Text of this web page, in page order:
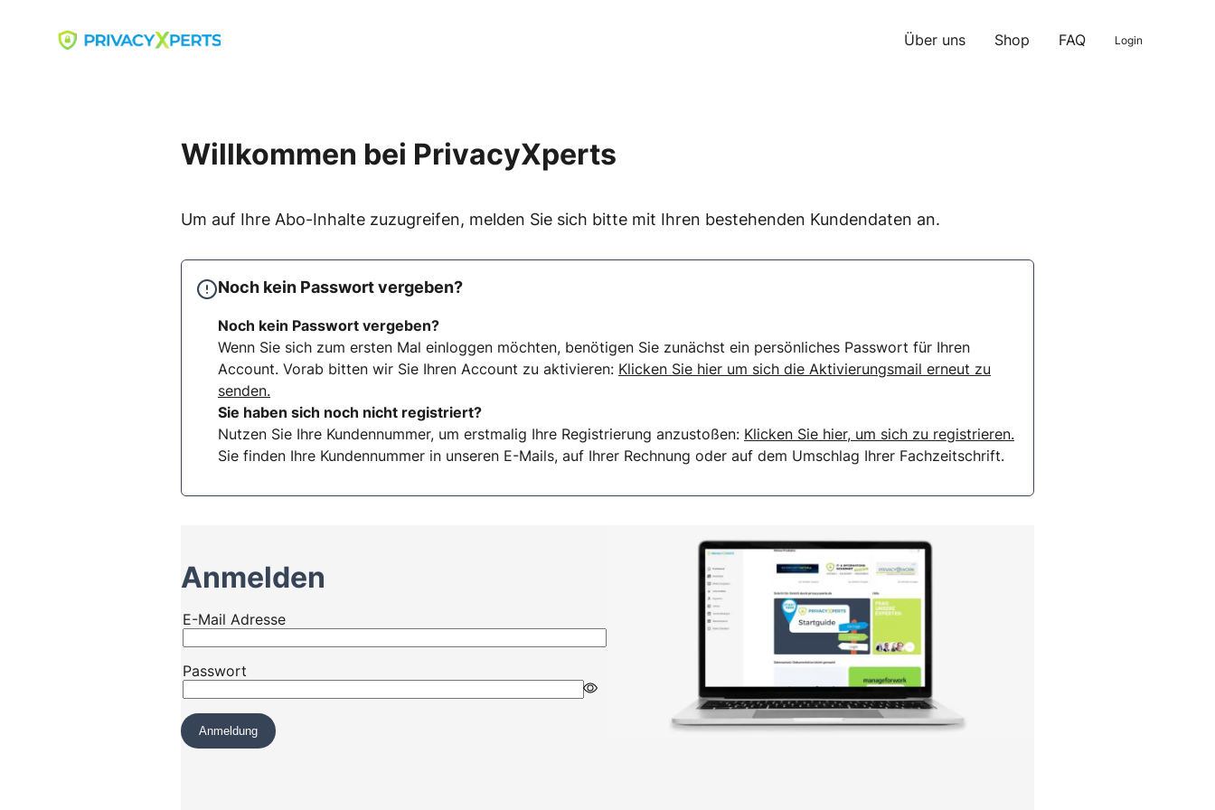
Go to landing page. Über uns Shop FAQ Login
Willkommen bei PrivacyXperts
Um auf Ihre Abo-Inhalte zuzugreifen, melden Sie sich bitte mit Ihren bestehenden Kundendaten an.
Noch kein Passwort vergeben?
Noch kein Passwort vergeben?
Wenn Sie sich zum ersten Mal einloggen möchten, benötigen Sie zunächst ein persönliches Passwort für Ihren
Account. Vorab bitten wir Sie Ihren Account zu aktivieren: Klicken Sie hier um sich die Aktivierungsmail erneut zu
senden.
Sie haben sich noch nicht registriert?
Nutzen Sie Ihre Kundennummer, um erstmalig Ihre Registrierung anzustoßen: Klicken Sie hier, um sich zu registrieren.
Sie finden Ihre Kundennummer in unseren E-Mails, auf Ihrer Rechnung oder auf dem Umschlag Ihrer Fachzeitschrift.
Anmelden